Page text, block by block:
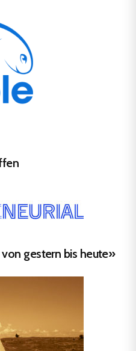
gestern bis heute»